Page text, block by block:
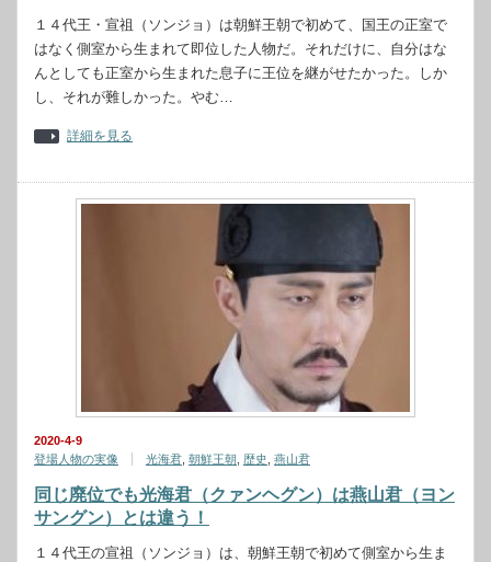
１４代王・宣祖（ソンジョ）は朝鮮王朝で初めて、国王の正室で
はなく側室から生まれて即位した人物だ。それだけに、自分はな
んとしても正室から生まれた息子に王位を継がせたかった。しか
し、それが難しかった。やむ…
詳細を見る
2020-4-9
登場人物の実像
光海君 朝鮮王朝 歴史 燕山君
同じ廃位でも光海君（クァンヘグン）は燕山君（ヨン
サングン）とは違う！
１４代王の宣祖（ソンジョ）は、朝鮮王朝で初めて側室から生ま